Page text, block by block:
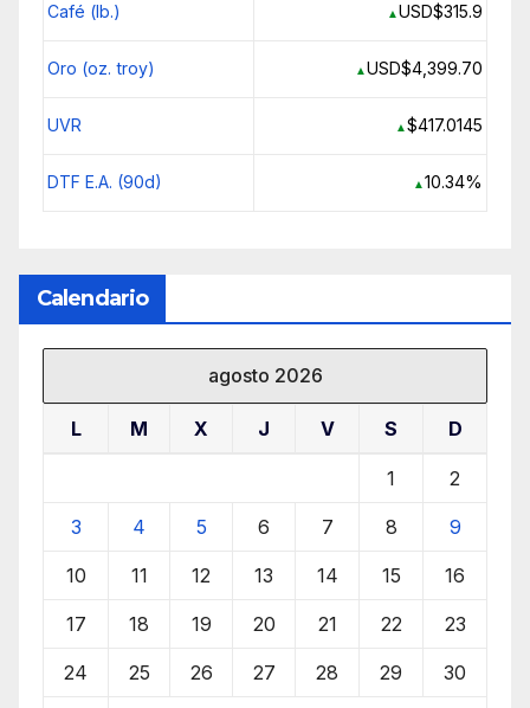
Café (lb.) ▲USD$315.9
Oro (oz. troy) ▲USD$4,399.70
UVR ▲$417.0145
DTF E.A. (90d) ▲ 10.34%
Calendario
agosto 2026
L M X J V S D
1 2
3 4 5 6 7 8 9
10 11 12 13 14 15 16
17 18 19 20 21 22 23
24 25 26 27 28 29 30